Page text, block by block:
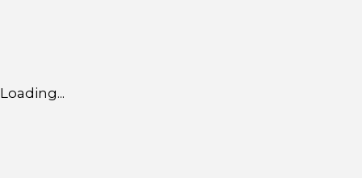
Loading...